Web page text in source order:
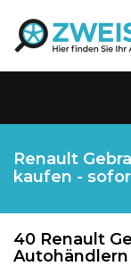
Renault
kaufen -
40 Renault
Autohändlern